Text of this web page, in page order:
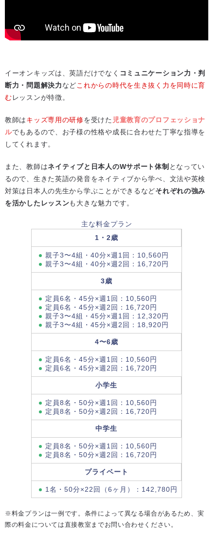
イーオンキッズは、英語だけでなく コミュニケーション力・判
断力・問題解決力などこれからの時代を生き抜く力を同時に育
むレッスンが特徴。
教師はキッズ専用の研修を受けた 児童教育のプロフェッショナ
ルでもあるので、お子様の性格や成長に合わせた丁寧な指導を
してくれます。
また、教師はネイティブと日本人のWサポート体制 となってい
るので、生きた英語の発音をネイティブから学べ、文法や英検
対策は日本人の先生から学ぶことができるなどそれぞれの強み
を活かしたレッスンも大きな魅力です。
主な料金プラン
1・2歳
親子3〜4組・40分×週1回：10,560円
親子3〜4組・40分×週2回：16,720円
3歳
定員6名・45分×週1回：10,560円
定員6名・45分×週2回：16,720円
親子3〜4組・45分×週1回：12,320円
親子3〜4組・45分×週2回：18,920円
4〜6歳
定員6名・45分×週1回：10,560円
定員6名・45分×週2回：16,720円
小学生
定員8名・50分×週1回：10,560円
定員8名・50分×週2回：16,720円
中学生
定員8名・50分×週1回：10,560円
定員8名・50分×週2回：16,720円
プライベート
1名・50分×22回（6ヶ月）：142,780円
※料金プランは一例です。条件によって異なる場合があるため、実
際の料金については直接教室までお問い合わせください。